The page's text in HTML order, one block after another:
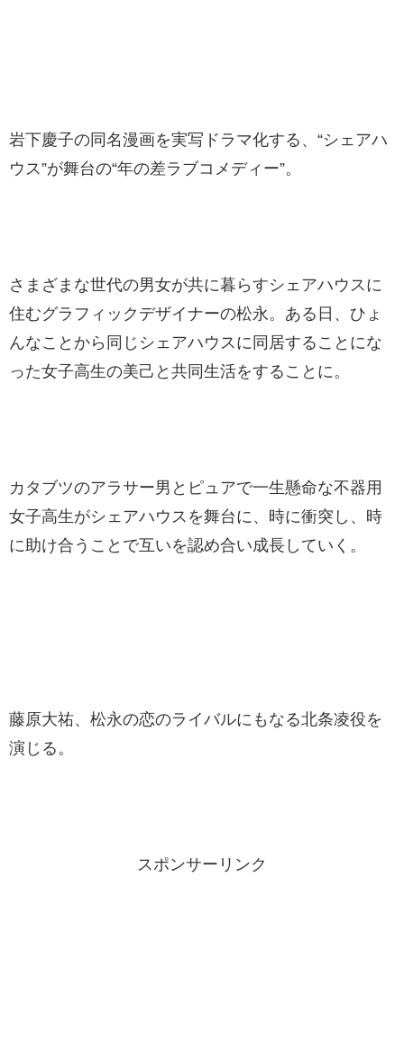
岩下慶子の同名漫画を実写ドラマ化する、“シェアハ
ウス”が舞台の“年の差ラブコメディー”。
さまざまな世代の男女が共に暮らすシェアハウスに
住むグラフィックデザイナーの松永。ある日、ひょ
んなことから同じシェアハウスに同居することにな
った女子高生の美己と共同生活をすることに。
カタブツのアラサー男とピュアで一生懸命な不器用
女子高生がシェアハウスを舞台に、時に衝突し、時
に助け合うことで互いを認め合い成長していく。
藤原大祐、松永の恋のライバルにもなる北条凌役を
演じる。
スポンサーリンク